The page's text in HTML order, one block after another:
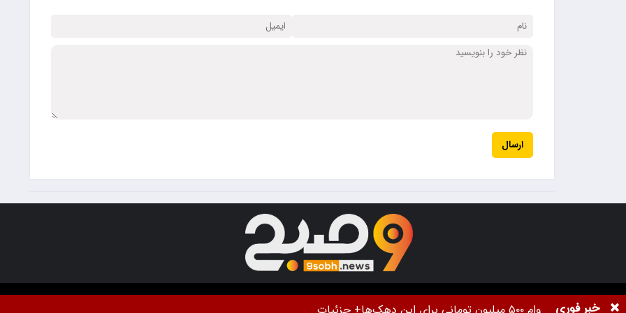
ارسال
خبر فوری تمام حقوق برای خبرگزاری9صبح محفوظ است. استفاده از مطالب با ذکر منبع آزاد است